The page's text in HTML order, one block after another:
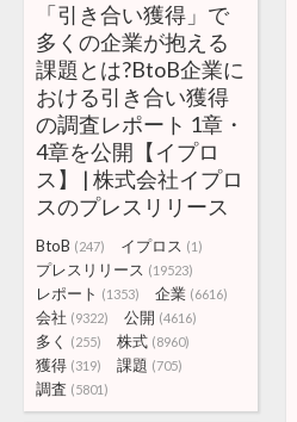
「引き合い獲得」で
多くの企業が抱える
課題とは?BtoB企業に
おける引き合い獲得
の調査レポート 1章・
4章を公開【イプロ
ス】 | 株式会社イプロ
スのプレスリリース
BtoB (247) イプロス (1)
プレスリリース (19523)
レポート (1353) 企業 (6616)
会社 (9322) 公開 (4616)
多く (255) 株式 (8960)
獲得 (319) 課題 (705)
調査 (5801)